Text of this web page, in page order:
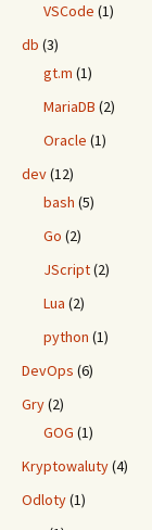
VSCode (1)
db (3)
gt.m (1)
MariaDB (2)
Oracle (1)
dev(12)
bash (5)
Go (2)
JScript(2)
Lua (2)
python (1)
DevOps (6)
Gry(2)
GOG (1)
Kryptowaluty(4)
Odloty(1)